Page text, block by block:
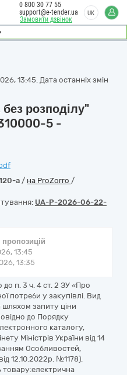
Замовити дзвінок
0 800 30 77 55
support@e-tender.ua
UK
13:45. Дата останніх змін
без розподілу"
5 -
a / на ProZorro /
UA-P-2026-06-22-
пропозицій
13:45
13:35
до п. 3 ч. 4 ст. 2 ЗУ «Про
потреби у закупівлі. Вид
шляхом запиту ціни
до Порядку
каталогу,
Міністрів України від 14
Особливостей,
12.10.2022р. №1178).
товару:електрична